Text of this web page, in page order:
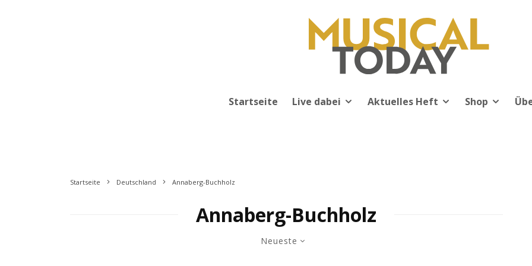
Startseite Live dabei Aktuelles Heft Shop
Startseite Deutschland Annaberg-Buchholz
Annaberg-Buchholz
Neueste